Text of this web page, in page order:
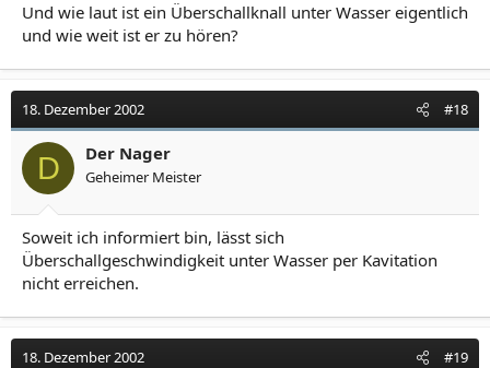
Und wie laut ist ein Überschallknall unter Wasser eigentlich
und wie weit ist er zu hören?
18. Dezember 2002 #18
D Der Nager
Geheimer Meister
Soweit ich informiert bin, lässt sich
Überschallgeschwindigkeit unter Wasser per Kavitation
nicht erreichen.
18. Dezember 2002 #19